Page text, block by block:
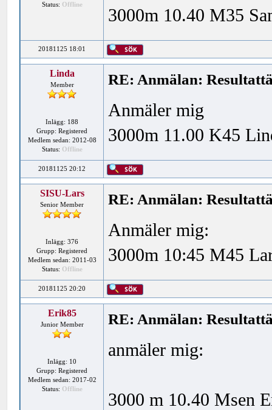
Status: Offline
3000m 10.40 M35
20181125 18:01
Linda
Member
Inlägg: 188
Grupp: Registered
Medlem sedan: 2012-08
Status: Offline
RE: Anmälan:
Anmäler mig
3000m 11.00 K45
20181125 20:12
SISU-Lars
Senior Member
Inlägg: 376
Grupp: Registered
Medlem sedan: 2011-03
Status: Offline
RE: Anmälan:
Anmäler mig:
3000m 10:45 M45
20181125 20:20
Erik85
Junior Member
Inlägg: 10
Grupp: Registered
Medlem sedan: 2017-02
Status: Offline
RE: Anmälan:
anmäler mig:
3000 m 10.40 Msen